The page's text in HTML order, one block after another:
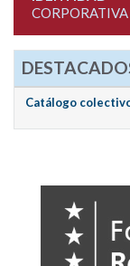
CORPORATIVA
Catálogo